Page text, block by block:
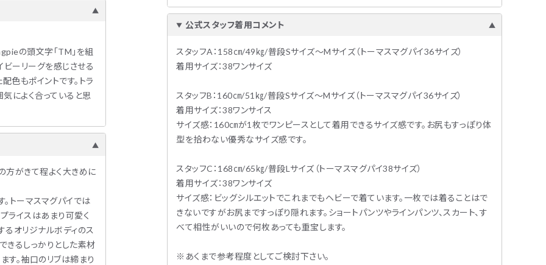
の頭文字「TM」を組
ビーリーグを感じさせる
色もポイントです。トラ
によく合っていると思
方がきて程よく大きめに
トーマスマグパイでは
ライスはあまり可愛く
るオリジナルボディのス
きるしっかりとした素材
す。袖口のリブは締まり
公式スタッフ着用コメント
スタッフA：158㎝/49㎏/普段Sサイズ〜Mサイズ（トーマスマグパイ36サイズ）
着用サイズ：38ワンサイズ
スタッフB：160㎝/51㎏/普段Sサイズ〜Mサイズ（トーマスマグパイ36サイズ）
着用サイズ：38ワンサイス
サイズ感：160㎝が1枚でワンピースとして着用できるサイズ感です。お尻もすっぽり体
型を拾わない優秀なサイズ感です。
スタッフC：168㎝/65㎏/普段Lサイズ（トーマスマグパイ38サイズ）
着用サイズ：38ワンサイズ
サイズ感：ビッグシルエットでこれまでもヘビーで着ています。一枚では着ることはで
きないですがお尻まですっぽり隠れます。ショートパンツやラインパンツ、スカート、す
べて相性がいいので何枚あっても重宝します。
※あくまで参考程度としてご検討下さい。